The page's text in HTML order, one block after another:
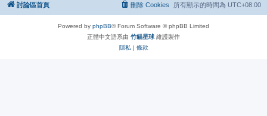
討論區首頁 所有顯示的時間為 UTC+08:00
刪除 Cookies
Powered by phpBB® Forum Software © phpBB Limited
正體中文語系由 竹貓星球 維護製作
隱私 | 條款